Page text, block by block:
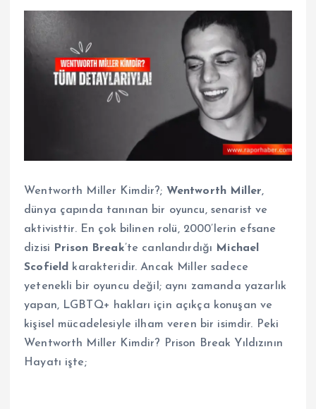
Wentworth Miller Kimdir?; Wentworth Miller,
dünya çapında tanınan bir oyuncu, senarist ve
aktivisttir. En çok bilinen rolü, 2000’lerin efsane
dizisi Prison Break’te canlandırdığı Michael
Scofield karakteridir. Ancak Miller sadece
yetenekli bir oyuncu değil; aynı zamanda yazarlık
yapan, LGBTQ+ hakları için açıkça konuşan ve
kişisel mücadelesiyle ilham veren bir isimdir. Peki
Wentworth Miller Kimdir? Prison Break Yıldızının
Hayatı işte;